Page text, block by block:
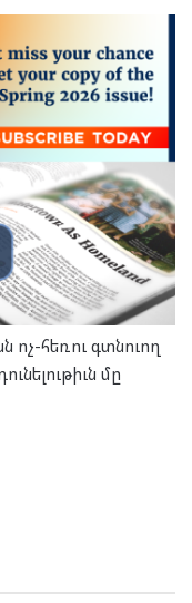
ոչ-հեռու գտնուող
մը